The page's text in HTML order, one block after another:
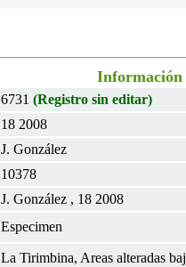
Información
6731 (Registro sin editar)
18 2008
J. González
10378
J. González , 18 2008
Especimen
La Tirimbina, Areas alteradas